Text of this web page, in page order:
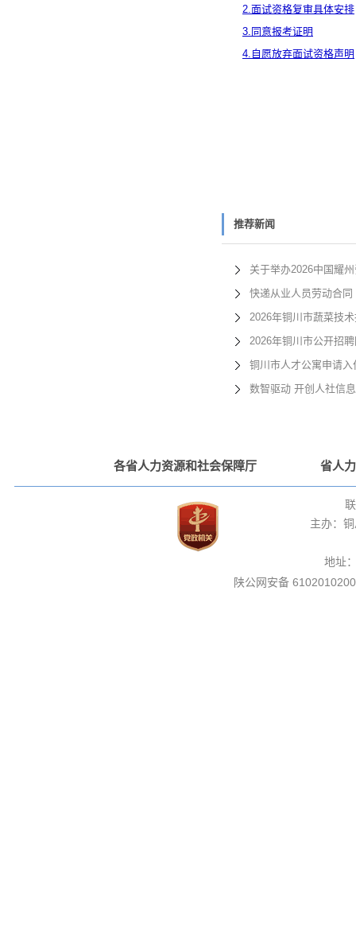
2.面试资格复审具体安排
3.同意报考证明
4.自愿放弃面试资格声明
推荐新闻
关于举办2026中国耀
快递从业人员劳动合同
2026年铜川市蔬菜技
2026年铜川市公开招
铜川市人才公寓申请
数智驱动 开创人社信
各省人力资源和社会保障厅 省人
主办：
地址
陕公网安备